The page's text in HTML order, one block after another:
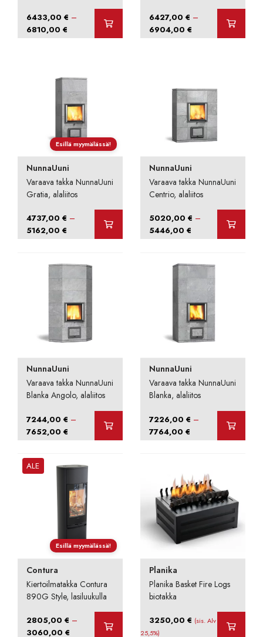
6433,00€ –
6810,00€ Hintaluokka:
6433,00 €
6427,00€ –
6904,00€ Hintaluokka:
6427,00 €
Esillä myymälässä!
NunnaUuni
Varaava takka NunnaUuni
Gratia, alaliitos
4737,00€ –
5162,00€ Hintaluokka:
4737,00 €
5162,00 €
NunnaUuni
Varaava takka NunnaUuni
Centrio, alaliitos
5020,00€ –
5446,00€ Hintaluokka:
5020,00 €
5446,00 €
NunnaUuni
Varaava takka NunnaUuni
Blanka Angolo, alaliitos
7244,00€ –
7652,00€ Hintaluokka:
7244,00 €
7652,00 €
NunnaUuni
Varaava takka NunnaUuni
Blanka, alaliitos
7226,00€ –
7764,00€ Hintaluokka:
7226,00 €
Esillä myymälässä!
ALE
Contura
Kiertoilmatakka Contura
890G Style, lasiluukulla
2805,00€ –
3060,00€ Hintaluokka:
Planika
Planika Basket Fire Logs
biotakka
3250,00€ (sis. Alv
25,5%)